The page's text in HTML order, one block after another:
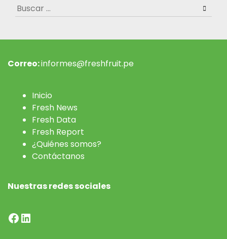
Buscar:
Correo:informes@freshfruit.pe
Inicio
Fresh News
Fresh Data
Fresh Report
¿Quiénes somos?
Contáctanos
Nuestras redes sociales
Facebook
LinkedIn